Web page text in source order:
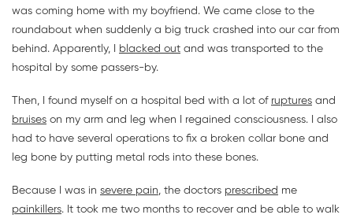
was coming home with my boyfriend. We came close to the
roundabout when suddenly a big truck crashed into our car from
behind. Apparently, I blacked out and was transported to the
hospital by some passers-by.
Then, I found myself on a hospital bed with a lot of ruptures and
bruises on my arm and leg when I regained consciousness. I also
had to have several operations to fix a broken collar bone and
leg bone by putting metal rods into these bones.
Because I was in severe pain, the doctors prescribed me
painkillers. It took me two months to recover and be able to walk